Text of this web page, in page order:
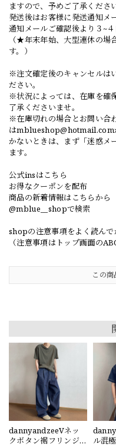
ますので、予めご了承くださ
発送後はお客様に発送通知メ
通知メールご確認後より３~４
（★年末年始、大型連休の場
す。）
※注文確定後のキャンセルは
ださい。
※状況によっては、在庫を確
了承くださいませ。
※在庫切れの場合とお問い合
はmblueshop@hotmail.com
かないときは、まず「迷惑メ
ます。
公式insはこちら
お得なクーポンを配布
商品の新着情報はこちらから
@mblue__shopで検索
shopの注意事項をよく読んで
（注意事項はトップ画面の
この
dannyandzeeVネッ
クボタン裾フリンジ
ル混